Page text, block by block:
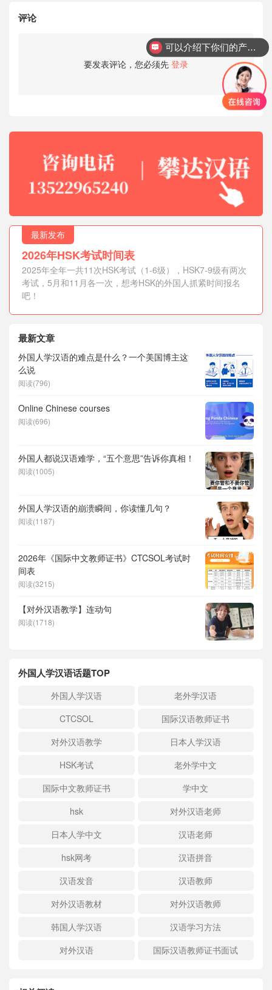
评论
要发表评论，您必须先 登录
最新发布
2026年HSK考试时间表
2025年全年一共11次HSK考试（1-6级），HSK7-9级有两次
考试，5月和11月各一次，想考HSK的外国人抓紧时间报名
吧！
最新文章
外国人学汉语的难点是什么？一个美国博主这
么说
阅读(796)
Online Chinese courses
阅读(696)
外国人都说汉语难学，“五个意思”告诉你真相！
阅读(1005)
外国人学汉语的崩溃瞬间，你读懂几句？
阅读(1187)
2026年《国际中文教师证书》CTCSOL考试时
间表
阅读(3215)
【对外汉语教学】连动句
阅读(1718)
外国人学汉语话题TOP
外国人学汉语
老外学汉语
CTCSOL
国际汉语教师证书
对外汉语教学
日本人学汉语
HSK考试
老外学中文
国际中文教师证书
学中文
hsk
对外汉语老师
日本人学中文
汉语老师
hsk网考
汉语拼音
汉语发音
汉语教师
对外汉语教材
对外汉语教师
韩国人学汉语
汉语学习方法
对外汉语
国际汉语教师证书面试
可以介绍下你们的产品么？
你们是怎么收费的呢？